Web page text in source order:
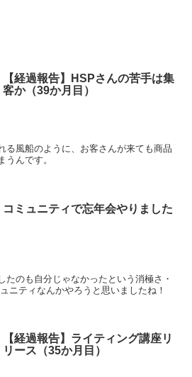
【経過報告】HSPさんの苦手は集
客か（39か月目）
る風船のように、お客さんが来ても商品
うんです。
コミュニティで忘年会やりました
たのも自分じゃなかったという消極さ・
ニティなんかやろうと思いましたね！
【経過報告】ライティング講座リ
リース（35か月目）